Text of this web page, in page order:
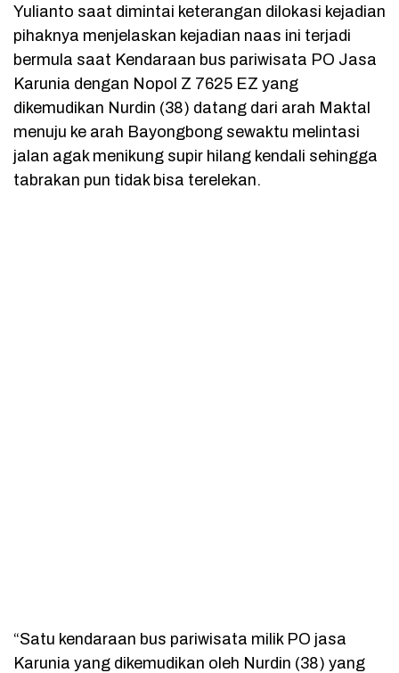
Yulianto saat dimintai keterangan dilokasi kejadian
pihaknya menjelaskan kejadian naas ini terjadi
bermula saat Kendaraan bus pariwisata PO Jasa
Karunia dengan Nopol Z 7625 EZ yang
dikemudikan Nurdin (38) datang dari arah Maktal
menuju ke arah Bayongbong sewaktu melintasi
jalan agak menikung supir hilang kendali sehingga
tabrakan pun tidak bisa terelekan.
“Satu kendaraan bus pariwisata milik PO jasa
Karunia yang dikemudikan oleh Nurdin (38) yang